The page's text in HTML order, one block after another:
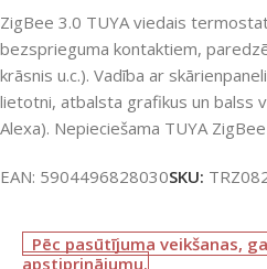
ZigBee 3.0 TUYA viedais
bezsprieguma kontaktiem,
krāsnis u.c.). Vadība ar
lietotni, atbalsta grafikus un balss
Alexa). Nepieciešama TUYA
EAN: 5904496828030SKU:
Pēc pasūtījuma veikšanas,
apstiprinājumu.